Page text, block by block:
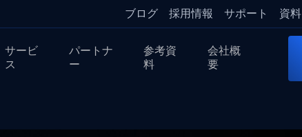
ブログ 採用情報 サポート 資料
サービ
ス
パートナ
ー
参考資
料
会社概
要